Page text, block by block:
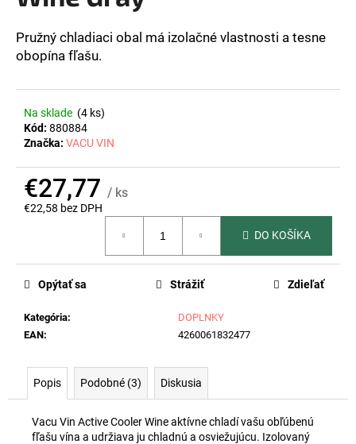
hviezdičiek.
Pružný chladiaci obal má izolačné vlastnosti a tesne
obopína fľašu.
Na sklade (4 ks)
Kód: 880884
Značka: VACU VIN
€27,77 / ks
€22,58 bez DPH
DO KOŠÍKA
Kategória:
DOPLNKY
EAN: 4260061832477
Opýtať sa Strážiť Zdieľať
Popis Podobné (3) Diskusia
Vacu Vin Active Cooler Wine aktívne chladí vašu obľúbenú
fľašu vína a udržiava ju chladnú a osviežujúcu. Izolovaný
j
s
?
d
p
ú